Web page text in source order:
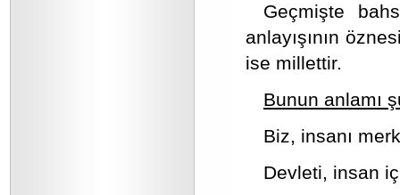
Geçmişte
anlayışının
ise millettir.
Bunun anlamı
Biz, insanı
Devleti, insan